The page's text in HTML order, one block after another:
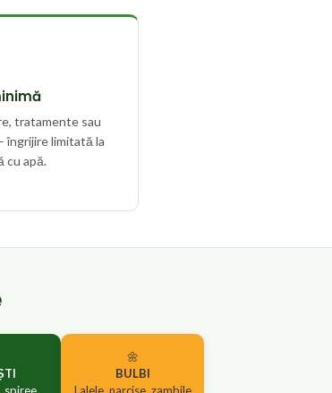
tratamente sau
îngrijire limitată la
cu apă.
🌼
BULBI